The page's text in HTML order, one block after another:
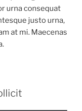
urna consequat
justo urna,
at mi. Maecenas